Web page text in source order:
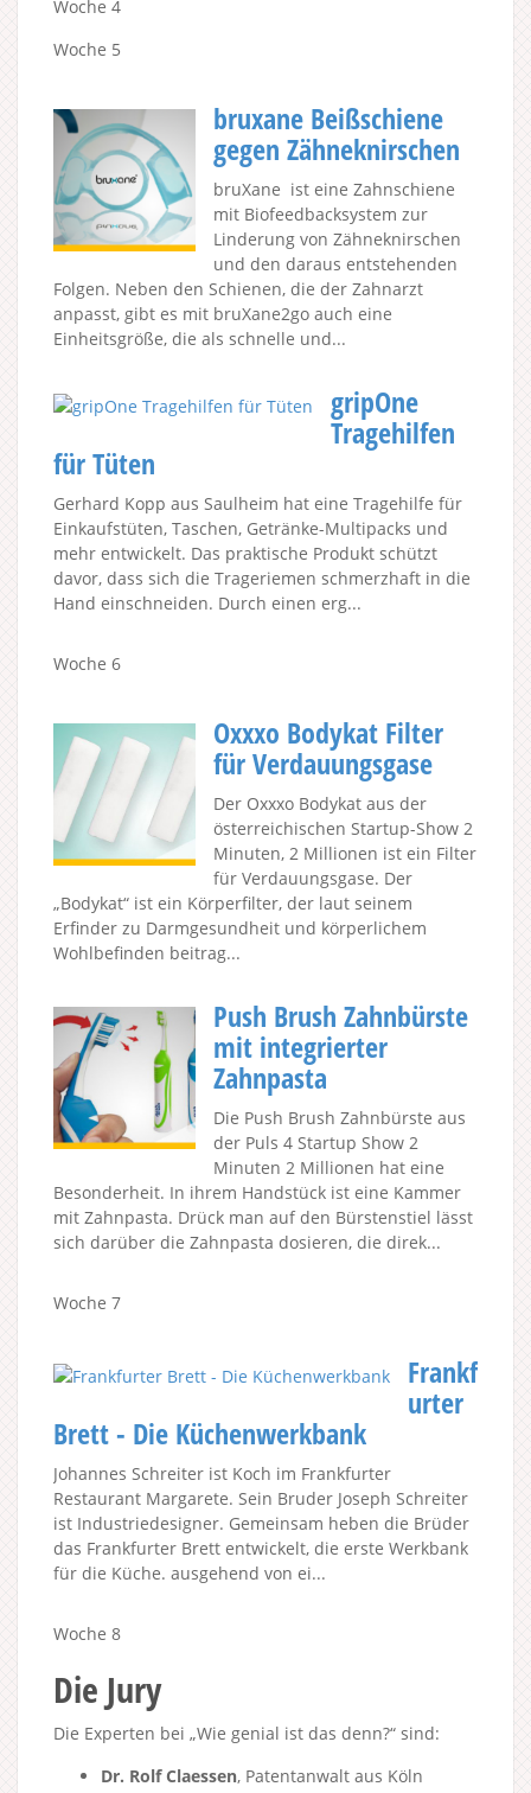
Woche 4
Woche 5
bruxane Beißschiene
gegen Zähneknirschen
bruXane ist eine Zahnschiene
mit Biofeedbacksystem zur
Linderung von Zähneknirschen
und den daraus entstehenden
Folgen. Neben den Schienen, die der Zahnarzt
anpasst, gibt es mit bruXane2go auch eine
Einheitsgröße, die als schnelle und...
gripOne
Tragehilfen
für Tüten
Gerhard Kopp aus Saulheim hat eine Tragehilfe für
Einkaufstüten, Taschen, Getränke-Multipacks und
mehr entwickelt. Das praktische Produkt schützt
davor, dass sich die Trageriemen schmerzhaft in die
Hand einschneiden. Durch einen erg...
Woche 6
Oxxxo Bodykat Filter
für Verdauungsgase
Der Oxxxo Bodykat aus der
österreichischen Startup-Show 2
Minuten, 2 Millionen ist ein Filter
für Verdauungsgase. Der
„Bodykat“ ist ein Körperfilter, der laut seinem
Erfinder zu Darmgesundheit und körperlichem
Wohlbefinden beitrag...
Push Brush Zahnbürste
mit integrierter
Zahnpasta
Die Push Brush Zahnbürste aus
der Puls 4 Startup Show 2
Minuten 2 Millionen hat eine
Besonderheit. In ihrem Handstück ist eine Kammer
mit Zahnpasta. Drück man auf den Bürstenstiel lässt
sich darüber die Zahnpasta dosieren, die direk...
Woche 7
Frankf
urter
Brett - Die Küchenwerkbank
Johannes Schreiter ist Koch im Frankfurter
Restaurant Margarete. Sein Bruder Joseph Schreiter
ist Industriedesigner. Gemeinsam heben die Brüder
das Frankfurter Brett entwickelt, die erste Werkbank
für die Küche. ausgehend von ei...
Woche 8
Die Jury
Die Experten bei „Wie genial ist das denn?“ sind:
Dr. Rolf Claessen, Patentanwalt aus Köln